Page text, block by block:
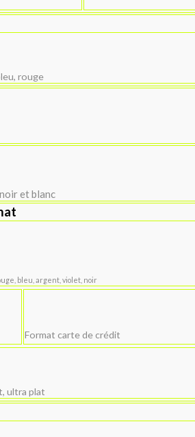
rouge
et blanc
bleu, argent, violet, noir
Format carte de crédit
ultra plat